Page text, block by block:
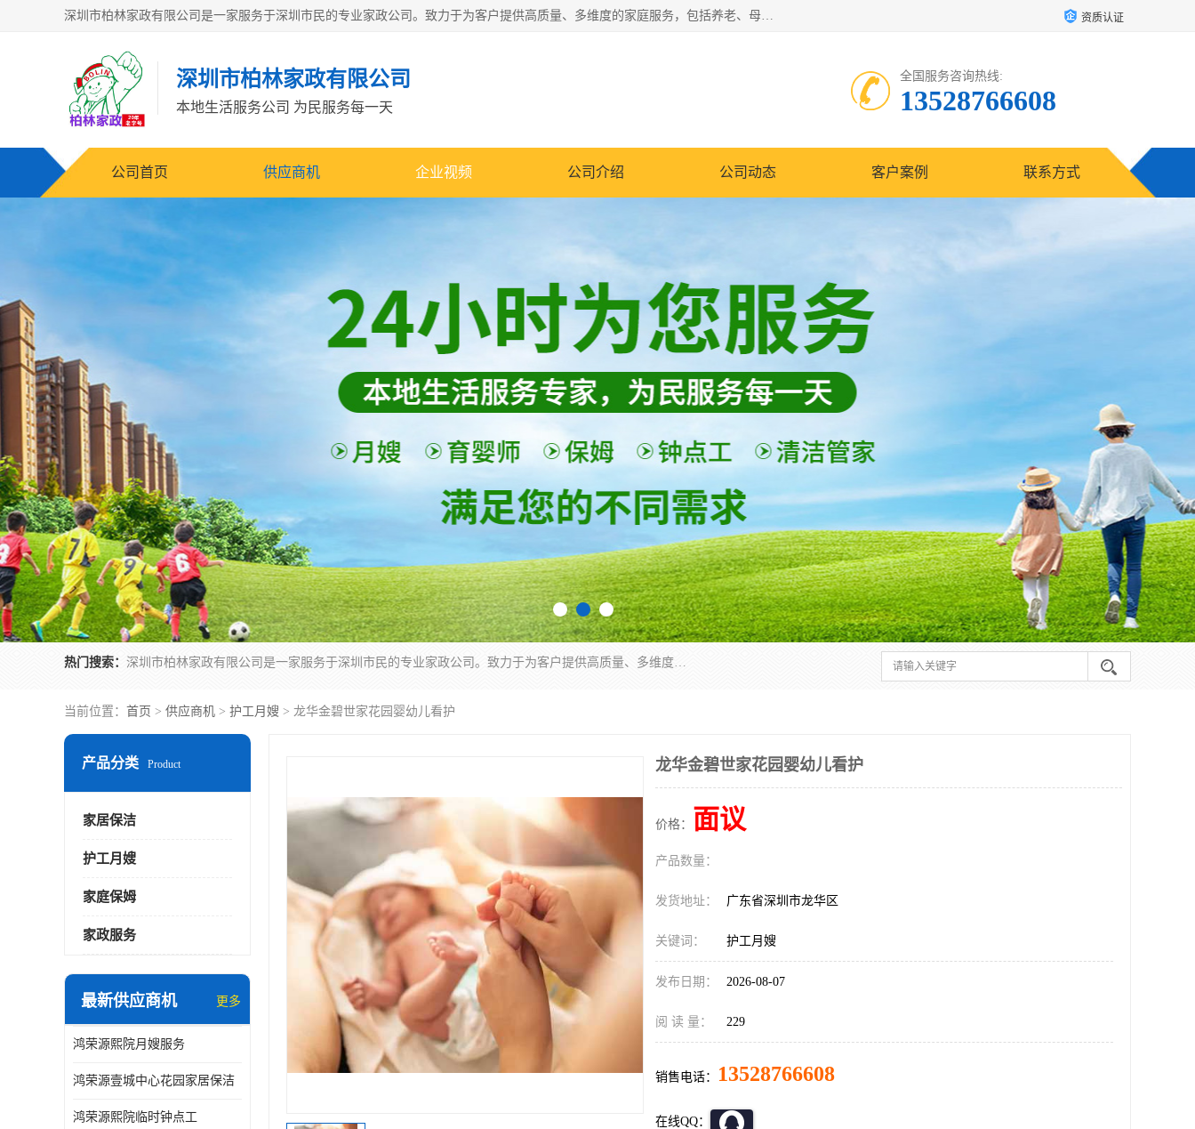
深圳市柏林家政有限公司是一家服务于深圳市民的专业家政公司。致力于为客户提供高质量、多维度的家庭服务，包括养老、母婴、月嫂育婴早教、康复理疗、家电清洗和保洁等方面的专业服务。 资质认证
深圳市柏林家政有限公司
本地生活服务公司 为民服务每一天
全国服务咨询热线:
13528766608
公司首页 供应商机 企业视频 公司介绍 公司动态 客户案例 联系方式
热门搜索： 深圳市柏林家政有限公司是一家服务于深圳市民的专业家政公司。致力于为客户提供高质量、多维度的家庭服务，包括养老、母婴、月嫂育婴早教、康复理疗、家电清洗和保洁等方面的专业服务。
当前位置： 首页 > 供应商机 > 护工月嫂 > 龙华金碧世家花园婴幼儿看护
产品分类 Product
家居保洁
护工月嫂
家庭保姆
家政服务
最新供应商机 更多
鸿荣源熙院月嫂服务
鸿荣源壹城中心花园家居保洁
鸿荣源熙院临时钟点工
龙华金碧世家花园婴幼儿看护
价格： 面议
产品数量：
发货地址： 广东省深圳市龙华区
关键词： 护工月嫂
发布日期： 2026-08-07
阅 读 量： 229
销售电话： 13528766608
在线QQ：